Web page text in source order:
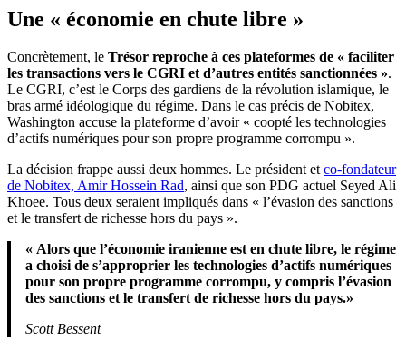
Une « économie en chute libre »
Concrètement, le Trésor reproche à ces plateformes de « faciliter
les transactions vers le CGRI et d’autres entités sanctionnées ».
Le CGRI, c’est le Corps des gardiens de la révolution islamique, le
bras armé idéologique du régime. Dans le cas précis de Nobitex,
Washington accuse la plateforme d’avoir « coopté les technologies
d’actifs numériques pour son propre programme corrompu ».
La décision frappe aussi deux hommes. Le président etco-fondateur
de Nobitex, Amir Hossein Rad, ainsi que son PDG actuel Seyed Ali
Khoee. Tous deux seraient impliqués dans « l’évasion des sanctions
et le transfert de richesse hors du pays ».
« Alors que l’économie iranienne est en chute libre, le régime
a choisi de s’approprier les technologies d’actifs numériques
pour son propre programme corrompu, y compris l’évasion
des sanctions et le transfert de richesse hors du pays.»
Scott Bessent